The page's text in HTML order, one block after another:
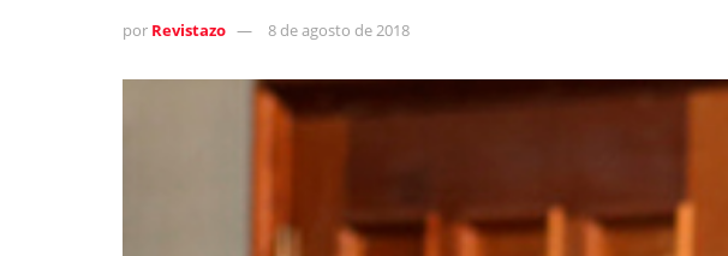
por Revistazo 8 de agosto de 2018